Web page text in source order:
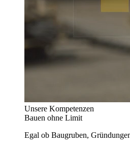
Unsere Kompetenzen
Bauen ohne Limit
Egal ob Baugruben,